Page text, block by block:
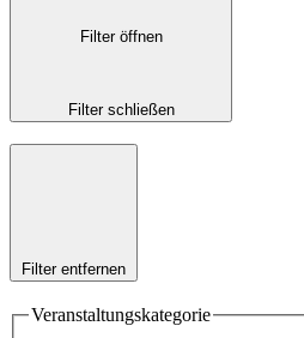
Filter öffnen
Filter schließen
Filter entfernen
Veranstaltungskategorie